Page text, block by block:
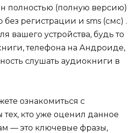
полностью (полную версию)
регистрации и sms (смс) .
вашего устройства, будь то
телефона на Андроиде,
слушать аудиокниги в
ознакомиться с
кто уже оценил данное
— это ключевые фразы,